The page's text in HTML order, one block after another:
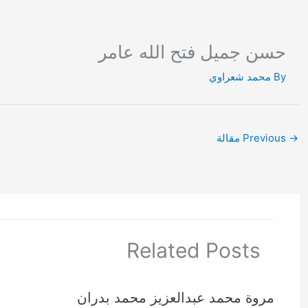
حسن جميل فتح الله عامر
By محمد شعراوي
→
Related Posts
مروة محمد عبدالعزيز محمد بدران